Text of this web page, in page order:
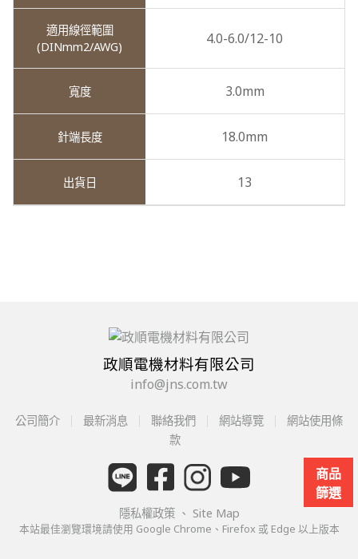
商品
篩選
4.0-6.0/12-10
3.0mm
18.0mm
13
政順電機材料有限公司
info@jns.com.tw
公司簡介 最新消息 聯絡我們 網站導覽
網站使用條
款
隱私權政策 、 Site Map
本站最佳瀏覽環境請使用 Google Chrome、Firefox 或 Edge 以上版本